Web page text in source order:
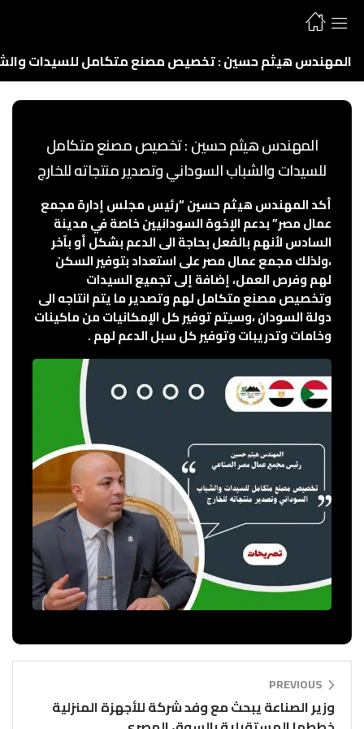
المهندس هيثم حسين : تخصيص مصنع متكامل للسيدات
المهندس هيثم حسين : تخصيص مصنع متكامل
للسيدات والشباب السوداني وتصدير منتجاته للخارج
أكد المهندس هيثم حسين “رئيس مجلس إدارة مجمع
عمال مصر” بدعم الإخوة السودانيين خاصة في مدينة
السادس لأنهم بالفعل بحاجة الى الدعم بشكل أو بآخر
،ولذلك مجمع عمال مصر على استعداد بتوفير السكن
لهم وفرص العمل، إضافة إلى تجميع السيدات
وتخصيص مصنع متكامل لهم وتصدير ما يتم انتاجه الى
دولة السودان ،وسيتم توفير كل الإمكانيات من ماكينات
وخامات وتدريبات وتوفير كل سبل الدعم لهم .
PREVIOUS
وزير الصناعة يبحث مع وفد شركة للأجهزة المنزلية